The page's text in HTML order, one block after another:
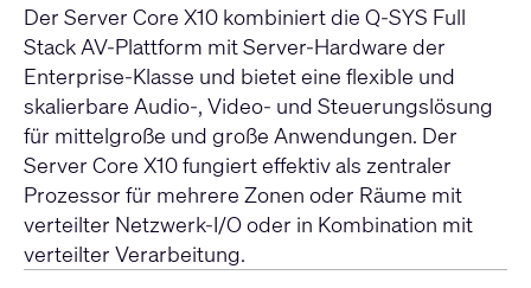
Der Server Core X10 kombiniert die Q-SYS Full
Stack AV-Plattform mit Server-Hardware der
Enterprise-Klasse und bietet eine flexible und
skalierbare Audio-, Video- und Steuerungslösung
für mittelgroße und große Anwendungen. Der
Server Core X10 fungiert effektiv als zentraler
Prozessor für mehrere Zonen oder Räume mit
verteilter Netzwerk-I/O oder in Kombination mit
verteilter Verarbeitung.